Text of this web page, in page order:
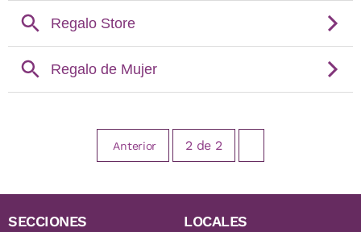
Anterior 2de 2
SECCIONES LOCALES